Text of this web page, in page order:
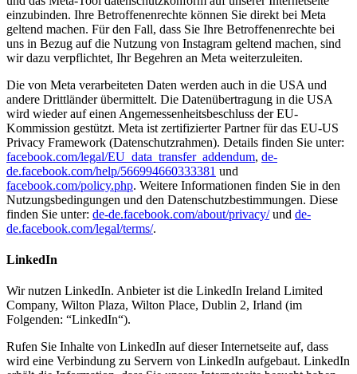
einzubinden. Ihre Betroffenenrechte können Sie direkt bei Meta
geltend machen. Für den Fall, dass Sie Ihre Betroffenenrechte bei
uns in Bezug auf die Nutzung von Instagram geltend machen, sind
wir dazu verpflichtet, Ihr Begehren an Meta weiterzuleiten.
Die von Meta verarbeiteten Daten werden auch in die USA und
andere Drittländer übermittelt. Die Datenübertragung in die USA
wird wieder auf einen Angemessenheitsbeschluss der EU-
Kommission gestützt. Meta ist zertifizierter Partner für das EU-US
Privacy Framework (Datenschutzrahmen). Details finden Sie unter:
facebook.com/legal/EU_data_transfer_addendum, de-
de.facebook.com/help/566994660333381 und
facebook.com/policy.php. Weitere Informationen finden Sie in den
Nutzungsbedingungen und den Datenschutzbestimmungen. Diese
finden Sie unter: de-de.facebook.com/about/privacy/und de-
de.facebook.com/legal/terms/.
LinkedIn
Wir nutzen LinkedIn. Anbieter ist die LinkedIn Ireland Limited
Company, Wilton Plaza, Wilton Place, Dublin 2, Irland (im
Folgenden: “LinkedIn“).
Rufen Sie Inhalte von LinkedIn auf dieser Internetseite auf, dass
wird eine Verbindung zu Servern von LinkedIn aufgebaut. LinkedIn